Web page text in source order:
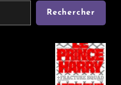
Rechercher